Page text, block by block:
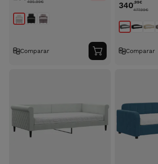
495.99€
Comparar
Adicionar
ao
340,99€
477.99€
Comparar